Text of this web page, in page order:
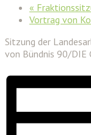
«
Vortrag von
Sitzung der
von Bündnis 90/DIE